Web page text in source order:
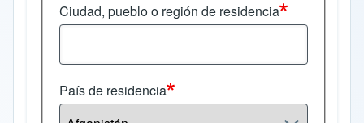
Ciudad, pueblo o región de residencia
País de residencia